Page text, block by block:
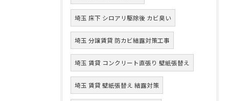
埼玉 床下 シロアリ駆除後 カビ臭い
埼玉 分譲賃貸 防カビ結露対策工事
埼玉 賃貸 コンクリート直張り 壁紙張替え
埼玉 賃貸 壁紙張替え 結露対策